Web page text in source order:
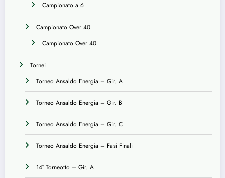
Campionato a 6
Campionato Over 40
Campionato Over 40
Tornei
Torneo Ansaldo Energia – Gir. A
Torneo Ansaldo Energia – Gir. B
Torneo Ansaldo Energia – Gir. C
Torneo Ansaldo Energia – Fasi Finali
14° Torneotto – Gir. A